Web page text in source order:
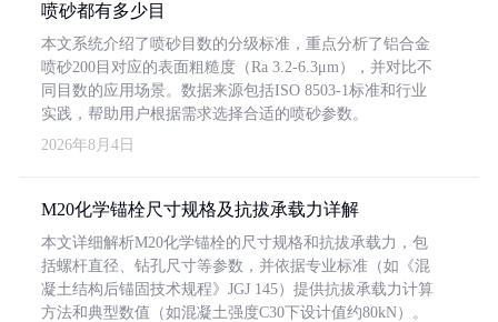
喷砂都有多少目
本文系统介绍了喷砂目数的分级标准，重点分析了铝合金
喷砂200目对应的表面粗糙度（Ra 3.2-6.3μm），并对比不
同目数的应用场景。数据来源包括ISO 8503-1标准和行业
实践，帮助用户根据需求选择合适的喷砂参数。
2026年8月4日
M20化学锚栓尺寸规格及抗拔承载力详解
本文详细解析M20化学锚栓的尺寸规格和抗拔承载力，包
括螺杆直径、钻孔尺寸等参数，并依据专业标准（如《混
凝土结构后锚固技术规程》JGJ 145）提供抗拔承载力计算
方法和典型数值（如混凝土强度C30下设计值约80kN）。